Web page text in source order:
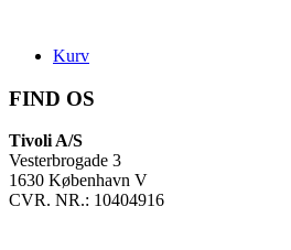
Kurv
FIND OS
Tivoli A/S
Vesterbrogade 3
1630 København V
CVR. NR.: 10404916